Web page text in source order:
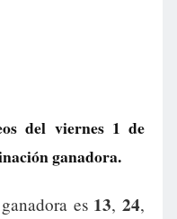
del viernes 1 de
ganadora.
es 13,24,